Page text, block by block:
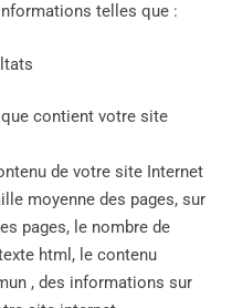
telles que :
contient votre site
de votre site Internet
moyenne des pages, sur
pages, le nombre de
html, le contenu
, des informations sur